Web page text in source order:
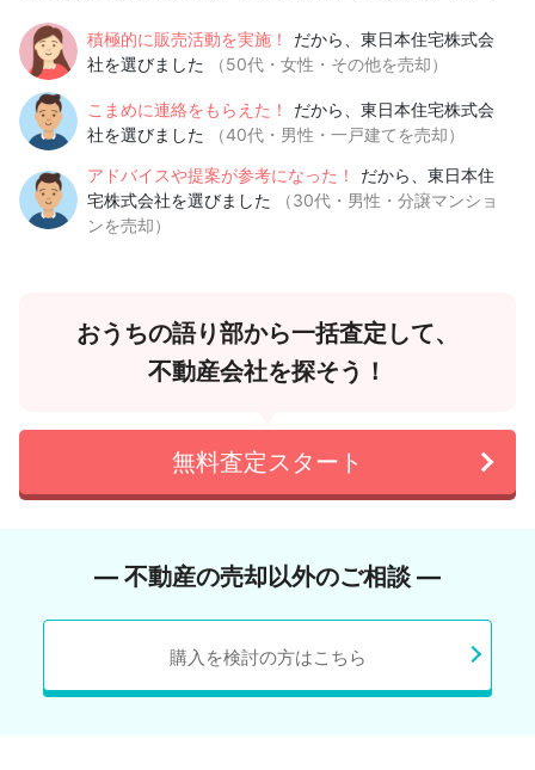
積極的に販売活動を実施！
だから、東日本住宅株式会
社を選びました
（50代・女性・その他を売却）
こまめに連絡をもらえた！
だから、東日本住宅株式会
社を選びました
（40代・男性・一戸建てを売却）
アドバイスや提案が参考になった！
だから、東日本住
宅株式会社を選びました
（30代・男性・分譲マンショ
ンを売却）
おうちの語り部から一括査定して、
不動産会社を探そう！
無料査定スタート
― 不動産の売却以外のご相談 ―
購入を検討の方はこちら